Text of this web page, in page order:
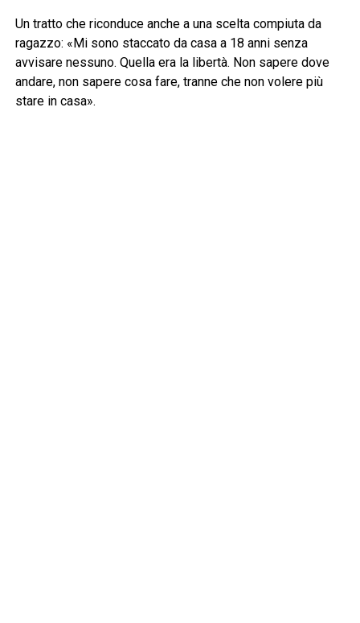
Un tratto che riconduce anche a una scelta compiuta da
ragazzo: «Mi sono staccato da casa a 18 anni senza
avvisare nessuno. Quella era la libertà. Non sapere dove
andare, non sapere cosa fare, tranne che non volere più
stare in casa».